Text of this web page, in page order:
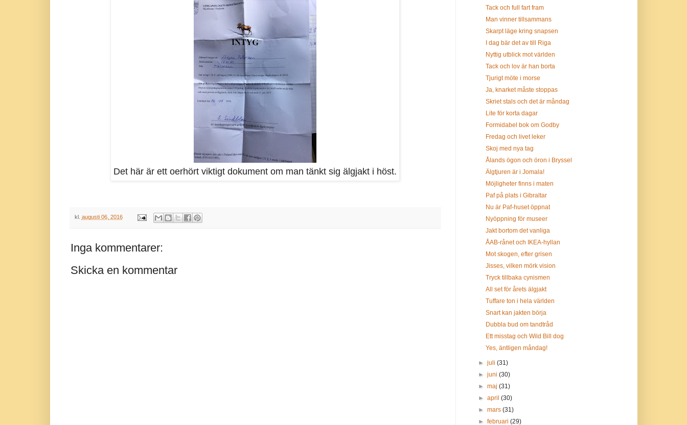
Det här är ett oerhört viktigt dokument om man tänkt sig älgjakt i höst.
kl. augusti 06, 2016
Inga kommentarer:
Skicka en kommentar
Tack och full fart fram
Man vinner tillsammans
Skarpt läge kring snapsen
I dag bär det av till Riga
Nyttig utblick mot världen
Tack och lov är han borta
Tjurigt möte i morse
Ja, knarket måste stoppas
Skriet stals och det är måndag
Lite för korta dagar
Formidabel bok om Godby
Fredag och livet leker
Skoj med nya tag
Ålands ögon och öron i Bryssel
Älgtjuren är i Jomala!
Möjligheter finns i maten
Paf på plats i Gibraltar
Nu är Paf-huset öppnat
Nyöppning för museer
Jakt bortom det vanliga
ÅAB-rånet och IKEA-hyllan
Mot skogen, efter grisen
Jisses, vilken mörk vision
Tryck tillbaka cynismen
All set för årets älgjakt
Tuffare ton i hela världen
Snart kan jakten börja
Dubbla bud om tandtråd
Ett misstag och Wild Bill dog
Yes, äntligen måndag!
► juli (31)
► juni (30)
► maj (31)
► april (30)
► mars (31)
► februari (29)